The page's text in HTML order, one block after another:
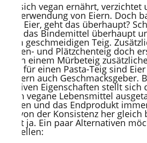
Wer sich vegan ernährt,
die Verwendung von Eiern. Doch
ohne Eier, geht das überhaupt?
doch das Bindemittel überhaupt
einen geschmeidigen Teig.
Kuchen- und Plätzchenteig doch
geben einem Mürbeteig
Auch für einen Pasta-Teig sind
sondern auch Geschmacksgeber.
positiven Eigenschaften stellt sich
durch vegane Lebensmittel
können und das Endprodukt
und von der Konsistenz her
lautet ja. Ein paar Alternativen
vorstellen: